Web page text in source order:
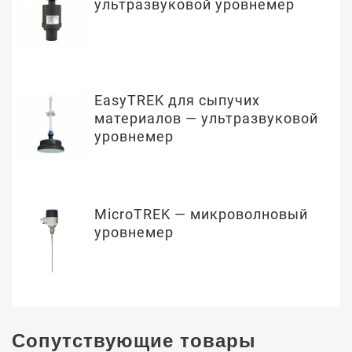
ультразвуковой уровнемер
EasyTREK для сыпучих
материалов — ультразвуковой
уровнемер
MicroTREK — микроволновый
уровнемер
Сопутствующие товары